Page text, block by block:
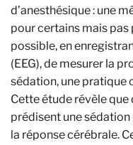
d’anesthésique : une
pour certains mais pas
possible, en
(EEG), de mesurer la
sédation, une pratique
Cette étude révèle que
prédisent une
la réponse cérébrale.